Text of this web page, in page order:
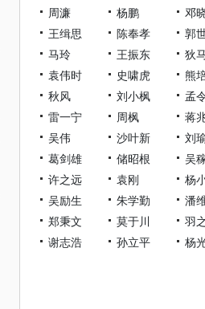
周濂
杨鹏
邓
王缉思
陈奉孝
郭
马玲
王振东
狄
袁伟时
史啸虎
熊
秋风
刘小枫
孟
雷一宁
周枫
蒋
吴伟
沙叶新
刘
葛剑雄
储昭根
吴
许之远
袁刚
杨
吴励生
朱学勤
潘
郑秉文
莫于川
羽
谢志浩
孙立平 杨